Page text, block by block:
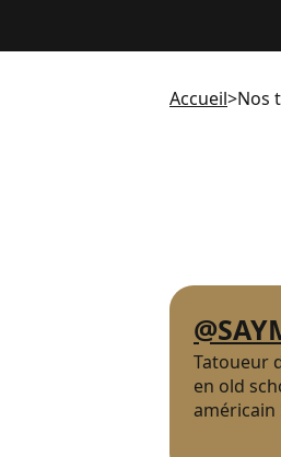
Accueil>Nos
Tatoueur
en old
américain